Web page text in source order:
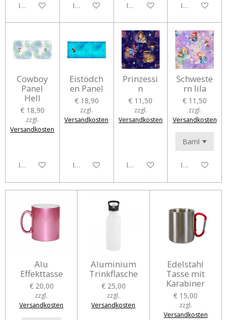
In den WarenkorbIn den WarenkorbIn den WarenkorbIn den
Cowboy
Panel
Hell
€ 18,90
zzgl.
Versandkosten
In den Warenkorb
Eistödch
en Panel
€ 18,90
zzgl.
Versandkosten
In den Warenkorb
Prinzessi
n
€ 11,50
zzgl.
Versandkosten
In den Warenkorb
Schweste
rn lila
€ 11,50
zzgl.
Versandkosten
In den
Alu
Effekttasse
€ 20,00
zzgl.
Versandkosten
Aluminium
Trinkflasche
€ 25,00
zzgl.
Versandkosten
Edelstahl
Tasse mit
Karabiner
€ 15,00
zzgl.
Versandkosten